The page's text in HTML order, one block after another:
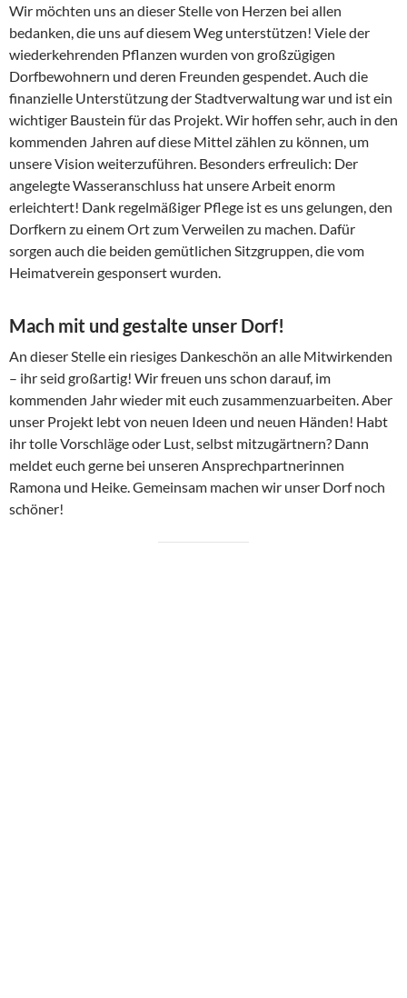
Wir möchten uns an dieser Stelle von Herzen bei allen
bedanken, die uns auf diesem Weg unterstützen! Viele der
wiederkehrenden Pflanzen wurden von großzügigen
Dorfbewohnern und deren Freunden gespendet. Auch die
finanzielle Unterstützung der Stadtverwaltung war und ist ein
wichtiger Baustein für das Projekt. Wir hoffen sehr, auch in den
kommenden Jahren auf diese Mittel zählen zu können, um
unsere Vision weiterzuführen. Besonders erfreulich: Der
angelegte Wasseranschluss hat unsere Arbeit enorm
erleichtert! Dank regelmäßiger Pflege ist es uns gelungen, den
Dorfkern zu einem Ort zum Verweilen zu machen. Dafür
sorgen auch die beiden gemütlichen Sitzgruppen, die vom
Heimatverein gesponsert wurden.
Mach mit und gestalte unser Dorf!
An dieser Stelle ein riesiges Dankeschön an alle Mitwirkenden
– ihr seid großartig! Wir freuen uns schon darauf, im
kommenden Jahr wieder mit euch zusammenzuarbeiten. Aber
unser Projekt lebt von neuen Ideen und neuen Händen! Habt
ihr tolle Vorschläge oder Lust, selbst mitzugärtnern? Dann
meldet euch gerne bei unseren Ansprechpartnerinnen
Ramona und Heike. Gemeinsam machen wir unser Dorf noch
schöner!